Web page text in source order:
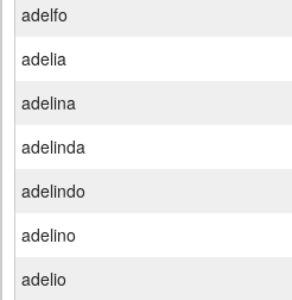
adelfo
adelia
adelina
adelinda
adelindo
adelino
adelio